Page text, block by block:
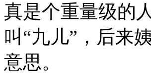
真是个重量级的
叫“九儿”，后来
意思。